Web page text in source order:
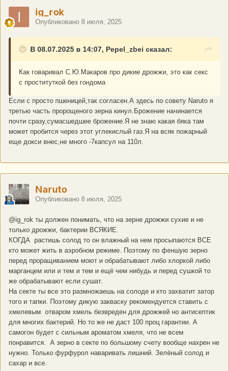
ig_rok
Опубликовано 8 июля, 2025
В 08.07.2025 в 14:07, Pepel_zbei сказал:
Как говаривал С.Ю.Макаров про дикие дрожжи, это как секс
с проституткой без гондома
Если с просто пшеницей,так согласен.А здесь по совету Naruto я
третью часть пророщеного зерна кинул.Брожение начинается
почти сразу,сумаcшедшее брожение.Я не знаю какая бяка там
может пробится через этот углекислый газ.Я на всяк пожарный
еще докси внес,не много -7капсул на 110л.
Naruto
Опубликовано 8 июля, 2025
@ig_rok ты должен понимать, что на зерне дрожжи сухие и не
только дрожжи, бактерии ВСЯКИЕ.
КОГДА растишь солод то он влажный на нем просыпаются ВСЕ
кто может жить в аэробном режиме. Поэтому по феншую зерно
перед проращиванием моют и обрабатывают либо хлоркой либо
марганцем или и тем и тем и ещё чем нибудь и перед сушкой то
же обрабатывают если сушат.
На секте ты все это размножаешь на солоде и кто захватит затор
того и тапки. Поэтому дикую закваску рекомендуется ставить с
хмелевым отваром хмель безвреден для дрожжей но антисептик
для многих бактерий. Но то же не даст 100 проц гарантии. А
самогон будет с сильным ароматом хмеля, что не всем
понравится. А зерно в секте по большому счету вообще нахрен не
нужно. Только фурфурол наваривать лишний. Зелёный солод и
сахар и все.